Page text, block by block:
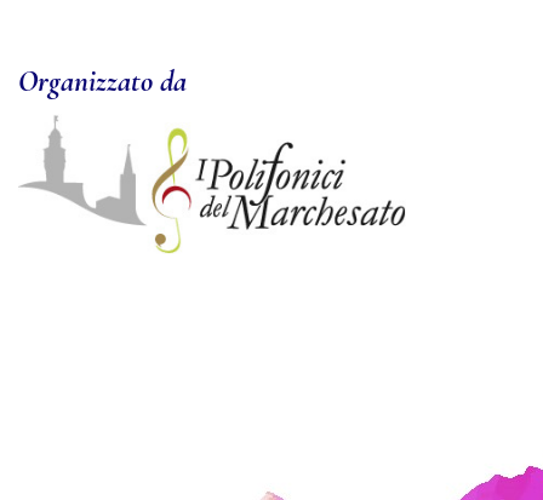
Organizzato da